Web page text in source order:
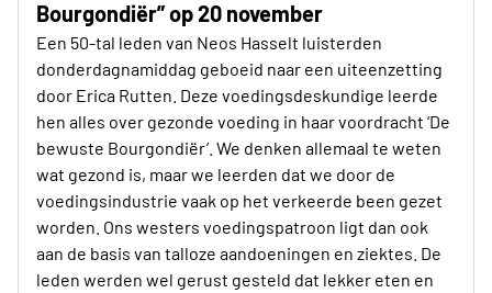
Bourgondiër” op 20 november
Een 50-tal leden van Neos Hasselt luisterden
donderdagnamiddag geboeid naar een uiteenzetting
door Erica Rutten. Deze voedingsdeskundige leerde
hen alles over gezonde voeding in haar voordracht ‘De
bewuste Bourgondiër’. We denken allemaal te weten
wat gezond is, maar we leerden dat we door de
voedingsindustrie vaak op het verkeerde been gezet
worden. Ons westers voedingspatroon ligt dan ook
aan de basis van talloze aandoeningen en ziektes. De
leden werden wel gerust gesteld dat lekker eten en